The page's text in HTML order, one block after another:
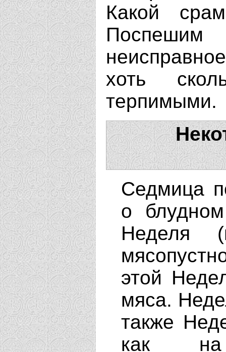
Какой
хоть
терпимыми.
Седмица
о
Неделя
этой
мяса.
также
как на